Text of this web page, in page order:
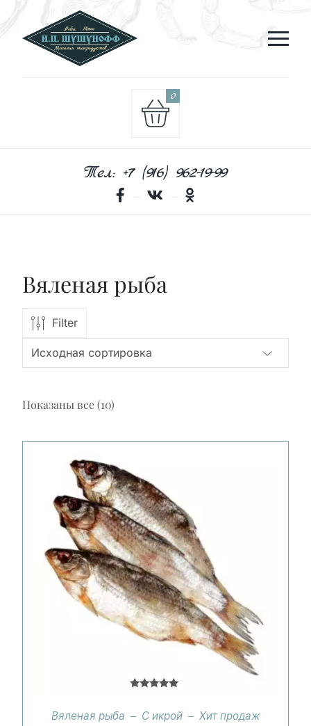
0
Тел: +7 (916) 962-19-99
Вяленая рыба
Filter
Показаны все (10)
из 5
Вяленая рыба С икрой Хит продаж